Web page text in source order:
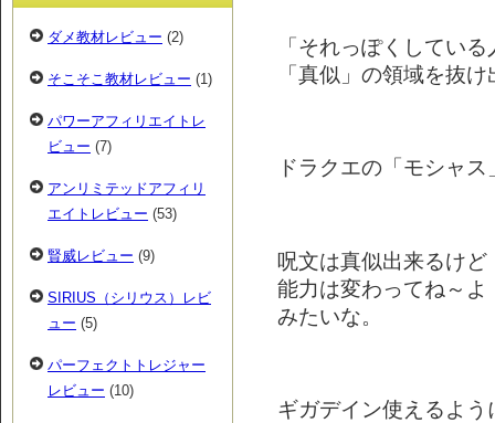
「それっぽくしてい
「真似」の領域を抜
ドラクエの「モシャ
呪文は真似出来るけど
能力は変わってね～よ
みたいな。
ギガデイン使えるよう
ダメ教材レビュー (2)
そこそこ教材レビュー (1)
パワーアフィリエイトレ
ビュー (7)
アンリミテッドアフィリ
エイトレビュー (53)
賢威レビュー (9)
SIRIUS（シリウス）レビ
ュー (5)
パーフェクトトレジャー
レビュー (10)